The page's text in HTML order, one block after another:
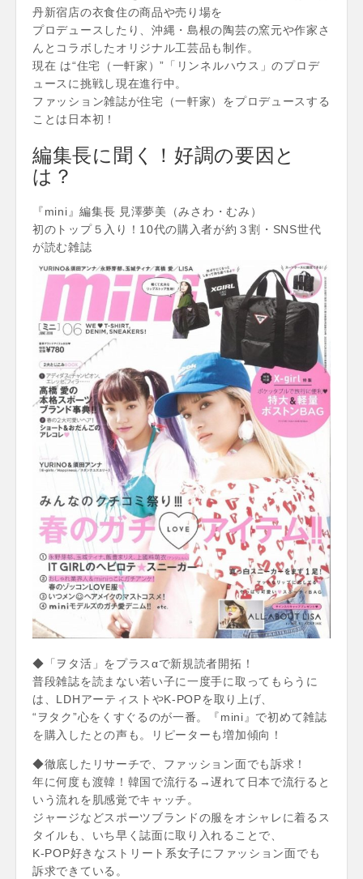
丹新宿店の衣食住の商品や売り場を
プロデュースしたり、沖縄・島根の陶芸の窯元や作家さ
んとコラボしたオリジナル工芸品も制作。
現在 は“住宅（一軒家）”「リンネルハウス」のプロデ
ュースに挑戦し現在進行中。
ファッション雑誌が住宅（一軒家）をプロデュースする
ことは日本初！
編集長に聞く！好調の要因と
は？
『mini』編集長 見澤夢美（みさわ・むみ）
初のトップ５入り！10代の購入者が約３割・SNS世代
が読む雑誌
◆「ヲタ活」をプラスαで新規読者開拓！
普段雑誌を読まない若い子に一度手に取ってもらうに
は、LDHアーティストやK-POPを取り上げ、
“ヲタク”心をくすぐるのが一番。『mini』で初めて雑誌
を購入したとの声も。リピーターも増加傾向！
◆徹底したリサーチで、ファッション面でも訴求！
年に何度も渡韓！韓国で流行る→遅れて日本で流行ると
いう流れを肌感覚でキャッチ。
ジャージなどスポーツブランドの服をオシャレに着るス
タイルも、いち早く誌面に取り入れることで、
K-POP好きなストリート系女子にファッション面でも
訴求できている。